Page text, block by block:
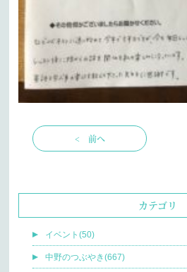
< 前へ
カテゴリ
イベント(50)
中野のつぶやき(667)